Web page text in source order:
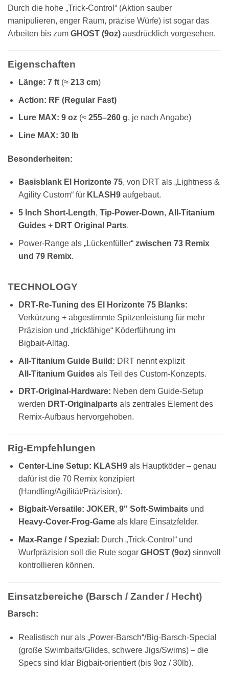
Durch die hohe „Trick‑Control“ (Aktion sauber
manipulieren, enger Raum, präzise Würfe) ist sogar das
Arbeiten bis zum GHOST (9oz) ausdrücklich vorgesehen.
Eigenschaften
Länge: 7 ft(≈ 213 cm)
Action: RF (Regular Fast)
Lure MAX: 9 oz(≈ 255–260 g, je nach Angabe)
Line MAX: 30 lb
Besonderheiten:
Basisblank El Horizonte 75, von DRT als „Lightness &
Agility Custom“ für KLASH9aufgebaut.
5 Inch Short‑Length, Tip‑Power‑Down, All‑Titanium
Guides+ DRT Original Parts.
Power‑Range als „Lückenfüller“ zwischen 73 Remix
und 79 Remix.
TECHNOLOGY
DRT‑Re‑Tuning des El Horizonte 75 Blanks:
Verkürzung + abgestimmte Spitzenleistung für mehr
Präzision und „trickfähige“ Köderführung im
Bigbait‑Alltag.
All‑Titanium Guide Build: DRT nennt explizit
All‑Titanium Guidesals Teil des Custom‑Konzepts.
DRT‑Original‑Hardware: Neben dem Guide‑Setup
werden DRT‑Originalpartsals zentrales Element des
Remix‑Aufbaus hervorgehoben.
Rig‑Empfehlungen
Center‑Line Setup: KLASH9als Hauptköder – genau
dafür ist die 70 Remix konzipiert
(Handling/Agilität/Präzision).
Bigbait‑Versatile: JOKER, 9″ Soft‑Swimbaitsund
Heavy‑Cover‑Frog‑Gameals klare Einsatzfelder.
Max‑Range / Spezial: Durch „Trick‑Control“ und
Wurfpräzision soll die Rute sogar GHOST (9oz)sinnvoll
kontrollieren können.
Einsatzbereiche (Barsch / Zander / Hecht)
Barsch:
Realistisch nur als „Power‑Barsch“/Big‑Barsch‑Special
(große Swimbaits/Glides, schwere Jigs/Swims) – die
Specs sind klar Bigbait‑orientiert (bis 9oz / 30lb).